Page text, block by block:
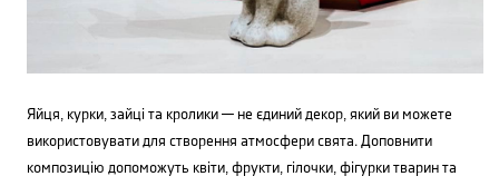
Яйця, курки, зайці та кролики — не єдиний декор, який ви можете
використовувати для створення атмосфери свята. Доповнити
композицію допоможуть квіти, фрукти, гілочки, фігурки тварин та